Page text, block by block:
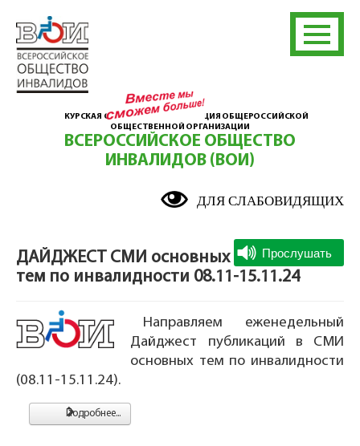
КУРСКАЯ ОБЛАСТНАЯ ОРГАНИЗАЦИЯ ОБЩЕРОССИЙСКОЙ
ОБЩЕСТВЕННОЙ ОРГАНИЗАЦИИ
ВСЕРОССИЙСКОЕ ОБЩЕСТВО
ИНВАЛИДОВ (ВОИ)
ДЛЯ СЛАБОВИДЯЩИХ
ДАЙДЖЕСТ СМИ основных
тем по инвалидности 08.11-15.11.24
Направляем еженедельный
Дайджест публикаций в СМИ
основных тем по инвалидности
(08.11-15.11.24).
Подробнее...